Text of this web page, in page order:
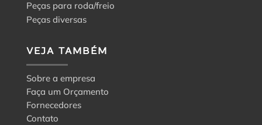
Peças para roda/freio
Peças diversas
VEJA TAMBÉM
Sobre a empresa
Faça um Orçamento
Fornecedores
Contato